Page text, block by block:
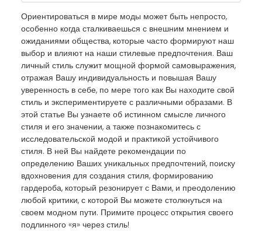
Ориентироваться в мире моды может быть непросто,
особенно когда сталкиваешься с внешним мнением и
ожиданиями общества, которые часто формируют наш
выбор и влияют на наши стилевые предпочтения. Ваш
личный стиль служит мощной формой самовыражения,
отражая Вашу индивидуальность и повышая Вашу
уверенность в себе, по мере того как Вы находите свой
стиль и экспериментируете с различными образами. В
этой статье Вы узнаете об истинном смысле личного
стиля и его значении, а также познакомитесь с
исследовательской модой и практикой устойчивого
стиля. В ней Вы найдете рекомендации по
определению Ваших уникальных предпочтений, поиску
вдохновения для создания стиля, формированию
гардероба, который резонирует с Вами, и преодолению
любой критики, с которой Вы можете столкнуться на
своем модном пути. Примите процесс открытия своего
подлинного «я» через стиль!